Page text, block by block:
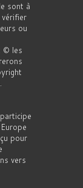
sont à
ou
© les
pour
vers